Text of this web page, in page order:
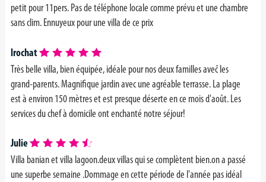
petit pour 11pers. Pas de téléphone locale comme prévu et une chambre
sans clim. Ennuyeux pour une villa de ce prix
lrochat
Très belle villa, bien équipée, idéale pour nos deux familles aveĉ les
grand-parents. Magnifique jardin avec une agréable terrasse. La plage
est à environ 150 mètres et est presque déserte en ce mois d'août. Les
services du chef à domicile ont enchanté notre séjour!
Julie
Villa banian et villa lagoon.deux villas qui se complètent bien.on a passé
une superbe semaine .Dommage en cette période de l'année pas idéal